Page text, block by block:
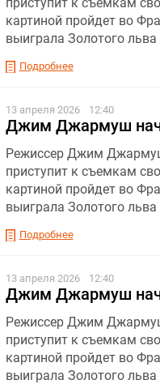
картиной пройдет во
выиграла Золотого
Подробнее
13 апреля 2026 12:40
Джим Джармуш
Режиссер Джим Джармуш
приступит к съемкам
картиной пройдет во
выиграла Золотого
Подробнее
13 апреля 2026 12:40
Джим Джармуш
Режиссер Джим Джармуш
приступит к съемкам
картиной пройдет во
выиграла Золотого